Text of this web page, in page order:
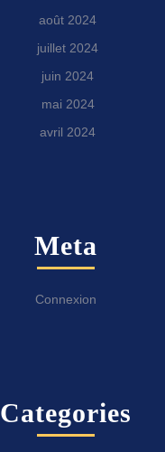
août 2024
juillet 2024
juin 2024
mai 2024
avril 2024
Meta
Connexion
Categories